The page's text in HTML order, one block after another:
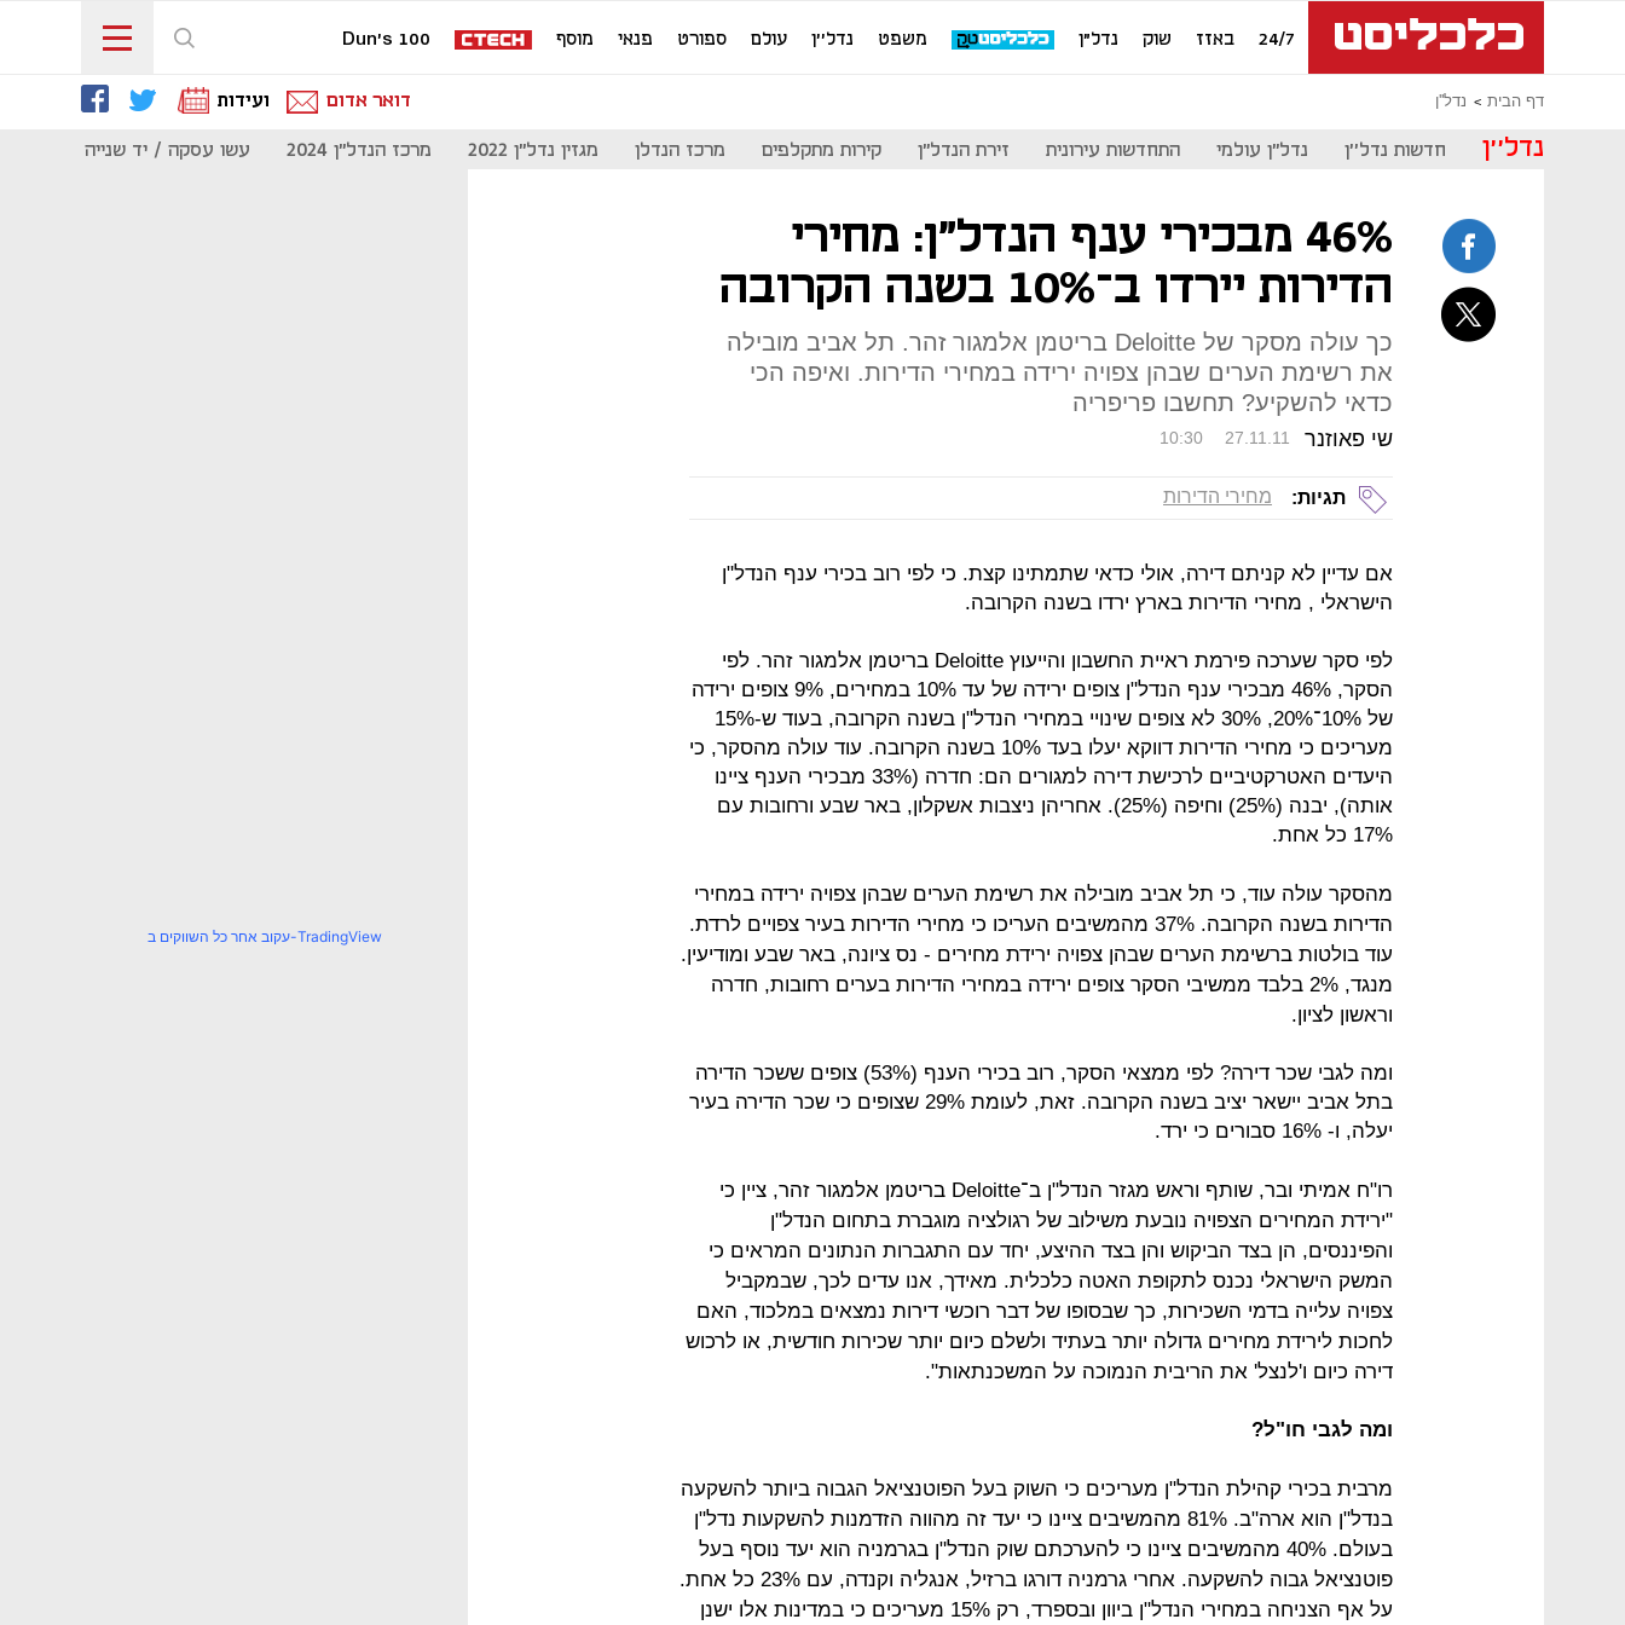
24/7 באזז שוק נדל"ן משפט נדל''ן עולם ספורט פנאי מוסף Dun's 100
דף הבית נדל''ן דואר אדום ועידות
נדל''ן חדשות נדל''ן נדל"ן עולמי התחדשות עירונית זירת הנדל"ן קירות מתקלפים מרכז הנדלן מגזין נדל"ן 2022 מרכז הנדל"ן 2024 עשו עסקה / יד שנייה
46% מבכירי ענף הנדל"ן: מחירי
הדירות יירדו ב־10% בשנה הקרובה
כך עולה מסקר של Deloitte בריטמן אלמגור זהר. תל אביב מובילה
את רשימת הערים שבהן צפויה ירידה במחירי הדירות. ואיפה הכי
כדאי להשקיע? תחשבו פריפריה
שי פאוזנר 10:30 27.11.11
תגיות: מחירי הדירות
אם עדיין לא קניתם דירה, אולי כדאי שתמתינו קצת. כי לפי רוב בכירי ענף הנדל"ן
הישראלי , מחירי הדירות בארץ ירדו בשנה הקרובה.
לפי סקר שערכה פירמת ראיית החשבון והייעוץ Deloitte בריטמן אלמגור זהר. לפי
הסקר, 46% מבכירי ענף הנדל"ן צופים ירידה של עד 10% במחירים, 9% צופים ירידה
של 10%־20%, 30% לא צופים שינויי במחירי הנדל"ן בשנה הקרובה, בעוד ש-15%
מעריכים כי מחירי הדירות דווקא יעלו בעד 10% בשנה הקרובה. עוד עולה מהסקר, כי
היעדים האטרקטיביים לרכישת דירה למגורים הם: חדרה (33% מבכירי הענף ציינו
אותה), יבנה (25%) וחיפה (25%). אחריהן ניצבות אשקלון, באר שבע ורחובות עם
17% כל אחת.
מהסקר עולה עוד, כי תל אביב מובילה את רשימת הערים שבהן צפויה ירידה במחירי
הדירות בשנה הקרובה. 37% מהמשיבים העריכו כי מחירי הדירות בעיר צפויים לרדת.
עוד בולטות ברשימת הערים שבהן צפויה ירידת מחירים - נס ציונה, באר שבע ומודיעין.
מנגד, 2% בלבד ממשיבי הסקר צופים ירידה במחירי הדירות בערים רחובות, חדרה
וראשון לציון.
ומה לגבי שכר דירה? לפי ממצאי הסקר, רוב בכירי הענף (53%) צופים ששכר הדירה
בתל אביב יישאר יציב בשנה הקרובה. זאת, לעומת 29% שצופים כי שכר הדירה בעיר
יעלה, ו- 16% סבורים כי ירד.
רו"ח אמיתי ובר, שותף וראש מגזר הנדל"ן ב־Deloitte בריטמן אלמגור זהר, ציין כי
"ירידת המחירים הצפויה נובעת משילוב של רגולציה מוגברת בתחום הנדל"ן
והפיננסים, הן בצד הביקוש והן בצד ההיצע, יחד עם התגברות הנתונים המראים כי
המשק הישראלי נכנס לתקופת האטה כלכלית. מאידך, אנו עדים לכך, שבמקביל
צפויה עלייה בדמי השכירות, כך שבסופו של דבר רוכשי דירות נמצאים במלכוד, האם
לחכות לירידת מחירים גדולה יותר בעתיד ולשלם כיום יותר שכירות חודשית, או לרכוש
דירה כיום ו'לנצל' את הריבית הנמוכה על המשכנתאות".
ומה לגבי חו"ל?
מרבית בכירי קהילת הנדל"ן מעריכים כי השוק בעל הפוטנציאל הגבוה ביותר להשקעה
בנדל"ן הוא ארה"ב. 81% מהמשיבים ציינו כי יעד זה מהווה הזדמנות להשקעות נדל"ן
בעולם. 40% מהמשיבים ציינו כי להערכתם שוק הנדל"ן בגרמניה הוא יעד נוסף בעל
פוטנציאל גבוה להשקעה. אחרי גרמניה דורגו ברזיל, אנגליה וקנדה, עם 23% כל אחת.
על אף הצניחה במחירי הנדל"ן ביוון ובספרד, רק 15% מעריכים כי במדינות אלו ישנן
עקוב אחר כל השווקים ב-TradingView